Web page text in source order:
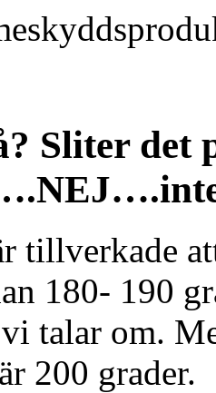
Sliter det
tillverkade
180- 190
talar om.
200 grader.